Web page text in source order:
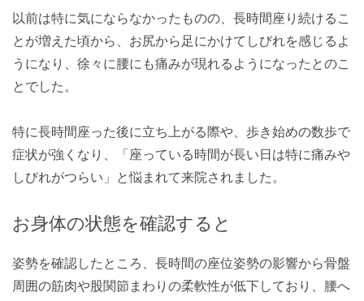
以前は特に気にならなかったものの、長時間座り続けるこ
とが増えた頃から、お尻から足にかけてしびれを感じるよ
うになり、徐々に腰にも痛みが現れるようになったとのこ
とでした。
特に長時間座った後に立ち上がる際や、歩き始めの数歩で
症状が強くなり、「座っている時間が長い日は特に痛みや
しびれがつらい」と悩まれて来院されました。
お身体の状態を確認すると
姿勢を確認したところ、長時間の座位姿勢の影響から骨盤
周囲の筋肉や股関節まわりの柔軟性が低下しており、腰へ